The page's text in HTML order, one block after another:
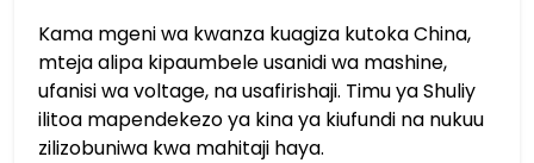
Kama mgeni wa kwanza kuagiza kutoka China,
mteja alipa kipaumbele usanidi wa mashine,
ufanisi wa voltage, na usafirishaji. Timu ya Shuliy
ilitoa mapendekezo ya kina ya kiufundi na nukuu
zilizobuniwa kwa mahitaji haya.